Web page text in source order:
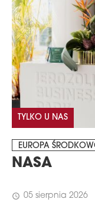
TYLKO U NAS
EUROPA
NASA
schedule 05 sierpnia 2026